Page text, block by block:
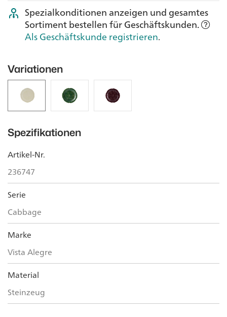
Spezialkonditionen anzeigen und gesamtes
Sortiment bestellen für Geschäftskunden.
Als Geschäftskunde registrieren.
Variationen
Spezifikationen
Artikel-Nr.
236747
Serie
Cabbage
Marke
Vista Alegre
Material
Steinzeug